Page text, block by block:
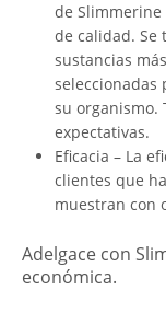
de Slimmerine
de calidad. Se
sustancias
seleccionadas
su organismo.
expectativas.
Eficacia – La
clientes que
muestran con
Adelgace con
económica.